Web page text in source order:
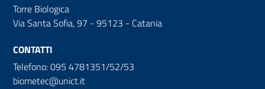
Torre Biologica
Via Santa Sofia, 97 - 95123 - Catania
CONTATTI
Telefono: 095 4781351/52/53
biometec@unict.it